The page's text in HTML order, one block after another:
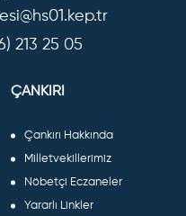
213 25 05
ÇANKIRI
Çankırı Hakkında
Milletvekillerimiz
Nöbetçi Eczaneler
Yararlı Linkler